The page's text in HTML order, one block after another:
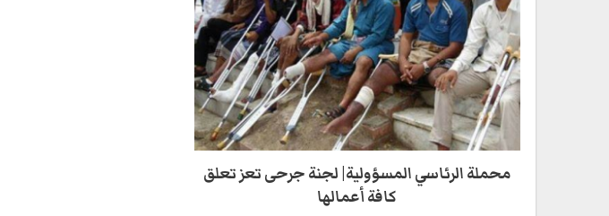
محملة الرئاسي المسؤولية| لجنة جرحى تعز تعلق
كافة أعمالها